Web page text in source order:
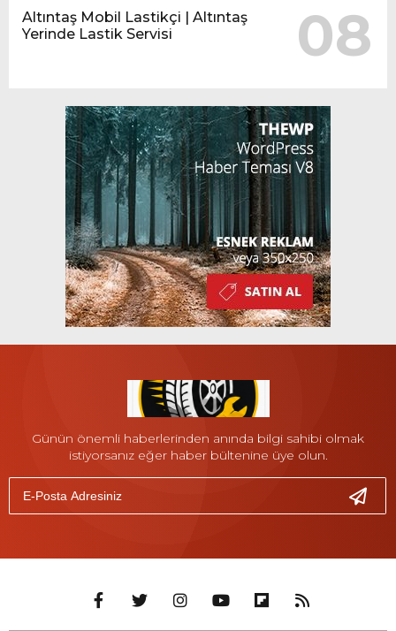
Altıntaş Mobil Lastikçi | Altıntaş
Yerinde Lastik Servisi
08
Günün önemli haberlerinden anında bilgi sahibi olmak
istiyorsanız eğer haber bültenine üye olun.